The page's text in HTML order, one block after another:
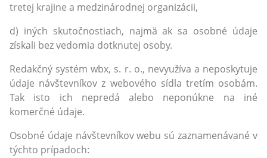
tretej krajine a medzinárodnej organizácii,
d) iných skutočnostiach, najmä ak sa osobné údaje
získali bez vedomia dotknutej osoby.
Redakčný systém wbx, s. r. o., nevyužíva a neposkytuje
údaje návštevníkov z webového sídla tretím osobám.
Tak isto ich nepredá alebo neponúkne na iné
komerčné údaje.
Osobné údaje návštevníkov webu sú zaznamenávané v
týchto prípadoch: